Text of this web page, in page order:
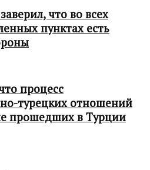
что во всех
пунктах есть
процесс
турецких отношений
прошедших в Турции